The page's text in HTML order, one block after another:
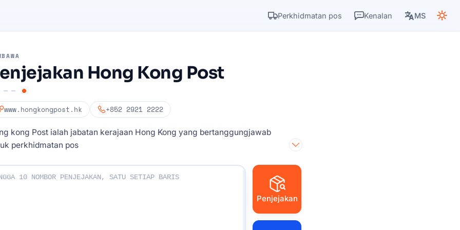
Perkhidmatan pos Kenalan MS
Hong Kong Post
www.hongkongpost.hk +852 2921 2222
kong Post ialah jabatan kerajaan Hong Kong yang bertanggungjawab
perkhidmatan pos
Penjejakan Anda :
Penjejakan